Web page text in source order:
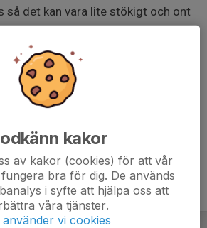
så det kan vara lite stökigt och ont
kakor
av kakor (cookies) för att vår
bra för dig. De används
i syfte att hjälpa oss att
våra tjänster.
använder vi cookies